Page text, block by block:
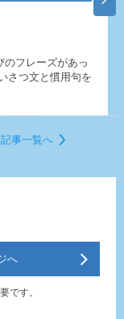
のフレーズがあっ
さつ文と慣用句を
事一覧へ
へ
です。